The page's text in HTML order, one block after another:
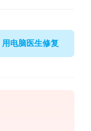
电脑医生修复